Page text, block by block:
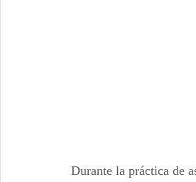
Durante la práctica de